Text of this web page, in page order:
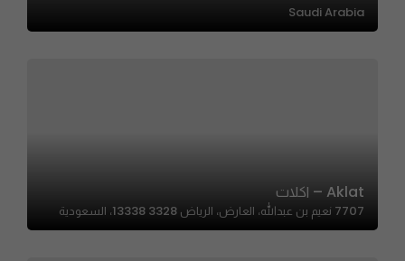
Saudi Arabia
Aklat – اكلات
7707 نعيم بن عبدالله، العارض، الرياض 13338 3328، السعودية